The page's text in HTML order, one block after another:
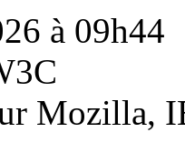
à 09h44
Mozilla,